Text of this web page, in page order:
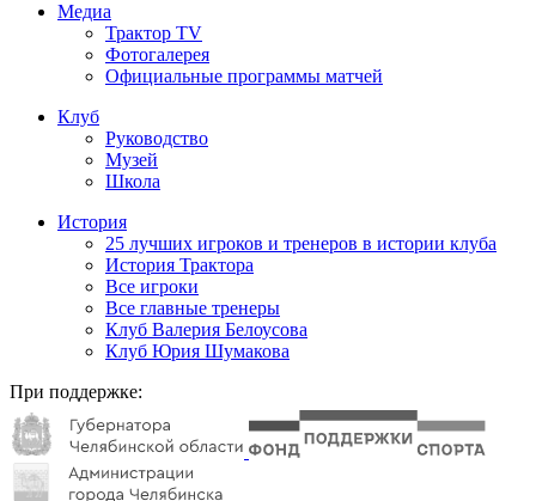
Медиа
Трактор TV
Фотогалерея
Официальные программы матчей
Клуб
Руководство
Музей
Школа
История
25 лучших игроков и тренеров в истории клуба
История Трактора
Все игроки
Все главные тренеры
Клуб Валерия Белоусова
Клуб Юрия Шумакова
При поддержке: